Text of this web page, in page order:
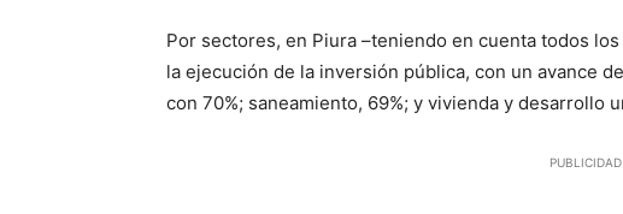
Por sectores, en Piura –teniendo en cuenta todos
la ejecución de la inversión pública, con un avance
con 70%; saneamiento, 69%; y vivienda y desarrollo
PUBLICIDAD